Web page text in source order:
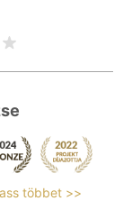
többet >>